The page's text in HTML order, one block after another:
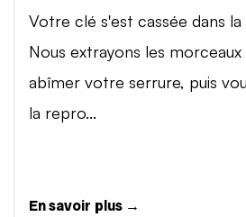
Votre clé s'est cassée dans
Nous extrayons les morceaux
abîmer votre serrure, puis
la repro...
En savoir plus →